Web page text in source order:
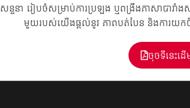
សន្ទនា រៀបចំសម្រាប់ការប្រឡង ឬពង្រឹងភាសាបារាំ
មួយរបស់យើងផ្តល់នូវ ភាពបត់បែន និងការយកចិ
ចុចទីនេះដ